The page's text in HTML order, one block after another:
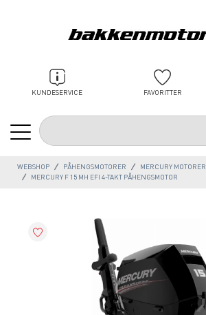
KUNDESERVICE FAVORITTER
WEBSHOP PÅHENGSMOTORER
MERCURY MOTORER
MERCURY F 15 MH EFI 4-TAKT PÅHENGSMOTOR